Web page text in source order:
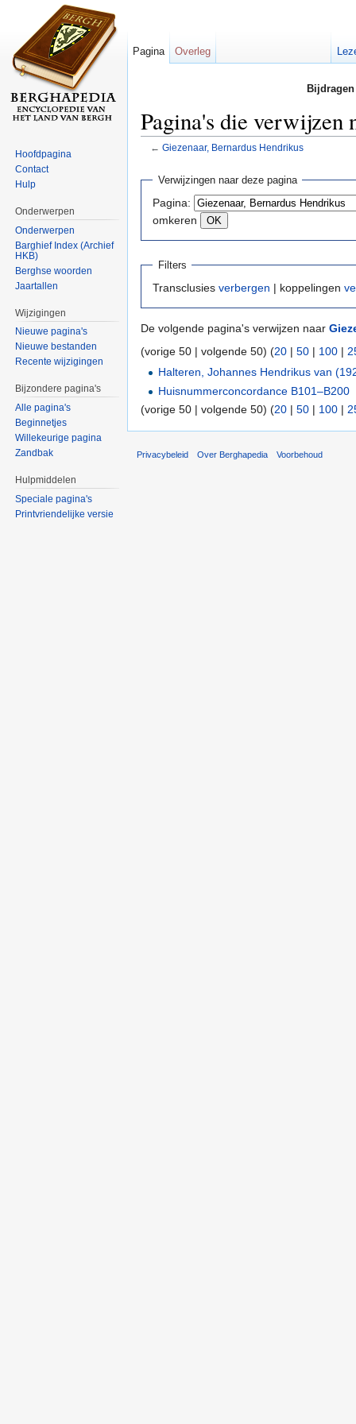
Pagina's die verwijzen
← Giezenaar, Bernardus Hendrikus
Verwijzingen naar deze pagina
Pagina:
omkeren
Filters
Transclusies verbergen | koppelingen
De volgende pagina's verwijzen naar
(vorige 50 | volgende 50) (20 | 50 | 100 |
Halteren, Johannes Hendrikus van
Huisnummerconcordance B101–B200
(vorige 50 | volgende 50) (20 | 50 | 100 |
Pagina Overleg
Hoofdpagina
Contact
Hulp
Onderwerpen
Onderwerpen
Barghief Index (Archief
HKB)
Berghse woorden
Jaartallen
Wijzigingen
Nieuwe pagina's
Nieuwe bestanden
Recente wijzigingen
Bijzondere pagina's
Alle pagina's
Beginnetjes
Willekeurige pagina
Zandbak
Hulpmiddelen
Speciale pagina's
Printvriendelijke versie
Privacybeleid Over Berghapedia Voorbehoud